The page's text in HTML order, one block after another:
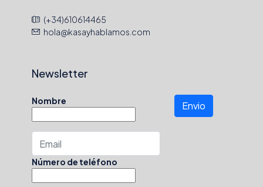
(+34)610614465
hola@kasayhablamos.com
Newsletter
Nombre
Número de teléfono
Envio